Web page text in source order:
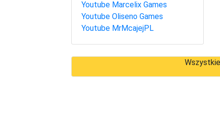
Youtube Marcelix Games
Youtube Oliseno Games
Youtube MrMcajejPL